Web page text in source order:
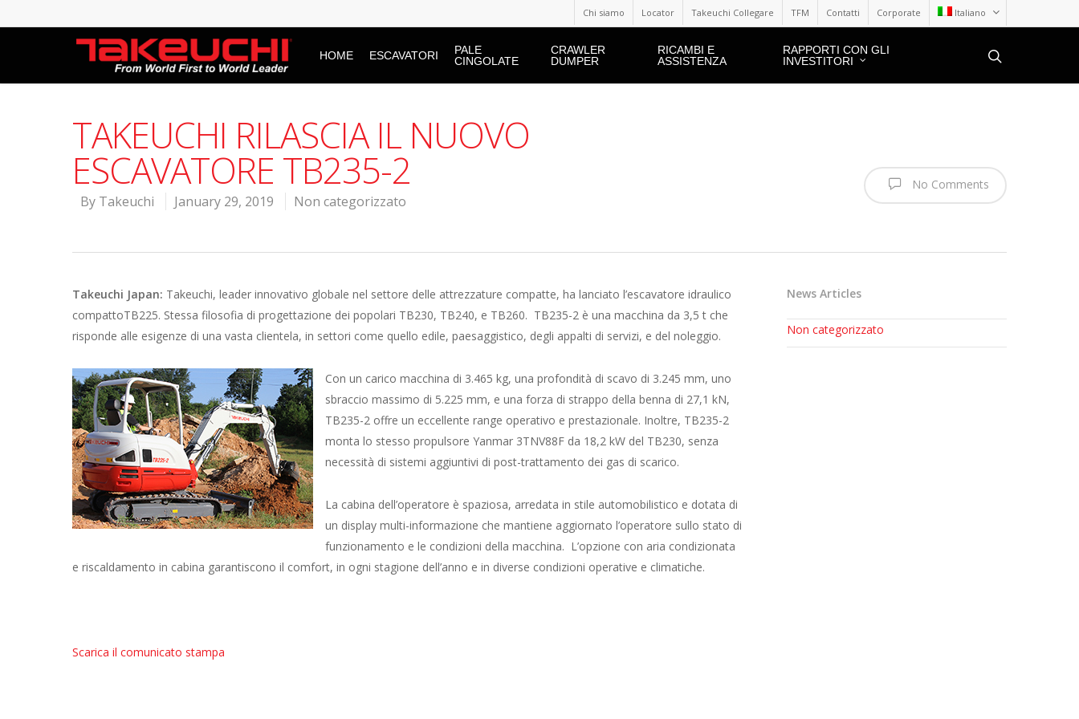
Chi siamo Locator Takeuchi Collegare TFM Contatti Corporate Italiano
HOME ESCAVATORI
PALE
CINGOLATE
CRAWLER
DUMPER
RICAMBI E
ASSISTENZA
RAPPORTI CON GLI
INVESTITORI
TAKEUCHI RILASCIA IL NUOVO
ESCAVATORE TB235-2
By Takeuchi January 29, 2019 Non categorizzato
No Comments
Takeuchi Japan: Takeuchi, leader innovativo globale nel settore delle attrezzature compatte, ha lanciato l’escavatore idraulico
compattoTB225. Stessa filosofia di progettazione dei popolari TB230, TB240, e TB260. TB235-2 è una macchina da 3,5 t che
risponde alle esigenze di una vasta clientela, in settori come quello edile, paesaggistico, degli appalti di servizi, e del noleggio.
Con un carico macchina di 3.465 kg, una profondità di scavo di 3.245 mm, uno
sbraccio massimo di 5.225 mm, e una forza di strappo della benna di 27,1 kN,
TB235-2 offre un eccellente range operativo e prestazionale. Inoltre, TB235-2
monta lo stesso propulsore Yanmar 3TNV88F da 18,2 kW del TB230, senza
necessità di sistemi aggiuntivi di post-trattamento dei gas di scarico.
La cabina dell’operatore è spaziosa, arredata in stile automobilistico e dotata di
un display multi-informazione che mantiene aggiornato l’operatore sullo stato di
funzionamento e le condizioni della macchina. L’opzione con aria condizionata
e riscaldamento in cabina garantiscono il comfort, in ogni stagione dell’anno e in diverse condizioni operative e climatiche.
Scarica il comunicato stampa
News Articles
Non categorizzato